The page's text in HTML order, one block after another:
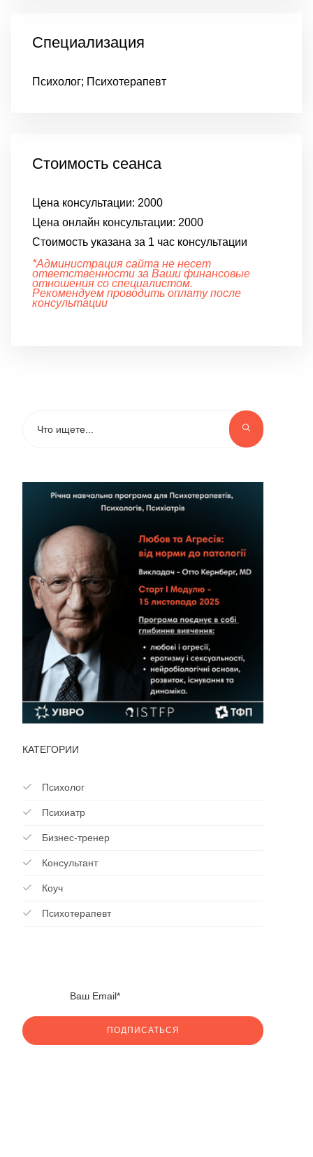
Специализация
Психолог; Психотерапевт
Стоимость сеанса
Цена консультации: 2000
Цена онлайн консультации: 2000
Стоимость указана за 1 час консультации
*Администрация сайта не несет
ответственности за Ваши финансовые
отношения со специалистом.
Рекомендуем проводить оплату после
консультации
КАТЕГОРИИ
Психолог
Психиатр
Бизнес-тренер
Консультант
Коуч
Психотерапевт
ПОДПИСАТЬСЯ